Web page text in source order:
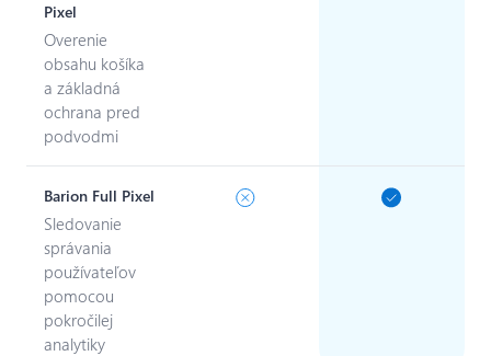
Pixel
Overenie
obsahu košíka
a základná
ochrana pred
podvodmi
Barion Full Pixel
Sledovanie
správania
používateľov
pomocou
pokročilej
analytiky